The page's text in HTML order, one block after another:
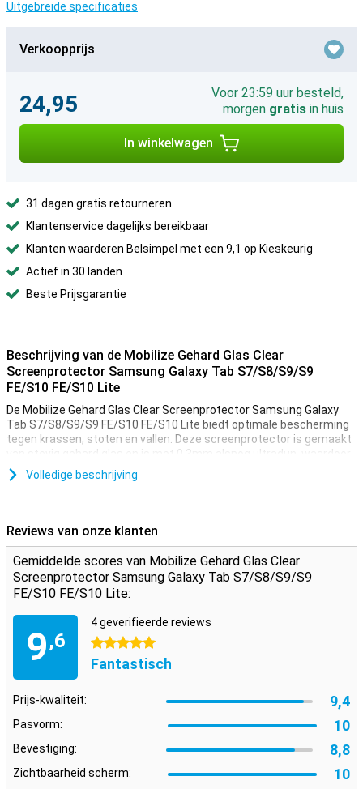
Uitgebreide specificaties
Verkoopprijs
24,95
Voor 23:59 uur besteld,
morgen gratis in huis
In winkelwagen
31 dagen gratis retourneren
Klantenservice dagelijks bereikbaar
Klanten waarderen Belsimpel met een 9,1 op Kieskeurig
Actief in 30 landen
Beste Prijsgarantie
Beschrijving van de Mobilize Gehard Glas Clear
Screenprotector Samsung Galaxy Tab S7/S8/S9/S9
FE/S10 FE/S10 Lite
De Mobilize Gehard Glas Clear Screenprotector Samsung Galaxy
Tab S7/S8/S9/S9 FE/S10 FE/S10 Lite biedt optimale bescherming
tegen krassen, stoten en vallen. Deze screenprotector is gemaakt
van stevig gehard glas en is met 0,3mm alsnog ultradun, waardoor
je touchscreen net zo soepel blijft werken als altijd. Dankzij de
afgeronde randen valt de protector nauwelijks op en blijft je tablet
Eenvoudig en luchtbelvrij aan te brengen
Je bevestigt deze screenprotector eenvoudig zonder luchtbellen.
Met het bijgeleverde microvezel en alcohol doekje maak je het
scherm vet- en stofvrij voor een perfecte installatie. Zo blijft je
tablet duurzaam en onbeschadigd in dagelijks gebruik.
Volledige beschrijving
Reviews van onze klanten
Gemiddelde scores van Mobilize Gehard Glas Clear
Screenprotector Samsung Galaxy Tab S7/S8/S9/S9
FE/S10 FE/S10 Lite:
9,6
4 geverifieerde reviews
5 sterren
Fantastisch
Prijs-kwaliteit: 9,4
Pasvorm: 10
Bevestiging: 8,8
Zichtbaarheid scherm: 10